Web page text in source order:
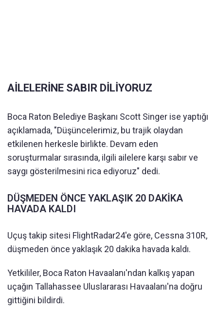
AİLELERİNE SABIR DİLİYORUZ
Boca Raton Belediye Başkanı Scott Singer ise yaptığı
açıklamada, "Düşüncelerimiz, bu trajik olaydan
etkilenen herkesle birlikte. Devam eden
soruşturmalar sırasında, ilgili ailelere karşı sabır ve
saygı gösterilmesini rica ediyoruz" dedi.
DÜŞMEDEN ÖNCE YAKLAŞIK 20 DAKİKA
HAVADA KALDI
Uçuş takip sitesi FlightRadar24'e göre, Cessna 310R,
düşmeden önce yaklaşık 20 dakika havada kaldı.
Yetkililer, Boca Raton Havaalanı'ndan kalkış yapan
uçağın Tallahassee Uluslararası Havaalanı'na doğru
gittiğini bildirdi.